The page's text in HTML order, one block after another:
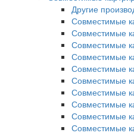
Другие
Совместимые
Совместимые
Совместимые
Совместимые
Совместимые
Совместимые
Совместимые
Совместимые
Совместимые
Совместимые